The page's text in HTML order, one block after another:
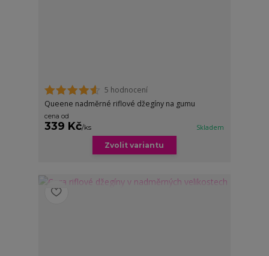
5 hodnocení
Queene nadměrné riflové džegíny na gumu
cena od
339 Kč/ks Skladem
Zvolit variantu